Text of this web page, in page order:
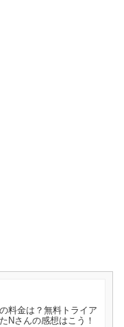
料金は？無料トライア
Nさんの感想はこう！